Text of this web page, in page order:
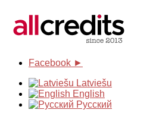
Facebook ►
Latviešu
English
Русский